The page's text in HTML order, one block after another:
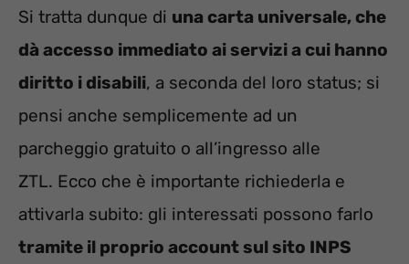
Si tratta dunque di una carta universale, che
dà accesso immediato ai servizi a cui hanno
diritto i disabili, a seconda del loro status; si
pensi anche semplicemente ad un
parcheggio gratuito o all’ingresso alle
ZTL. Ecco che è importante richiederla e
attivarla subito: gli interessati possono farlo
tramite il proprio account sul sito INPS